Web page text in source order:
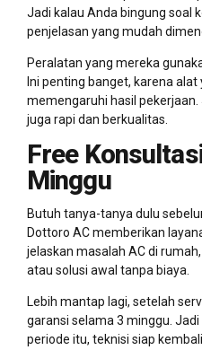
Jadi kalau Anda bingung soal
penjelasan yang mudah
Peralatan yang mereka
Ini penting banget, karena
memengaruhi hasil
juga rapi dan berkualitas.
Free
Minggu
Butuh tanya-tanya dulu
Dottoro AC memberikan
jelaskan masalah AC di
atau solusi awal tanpa biaya.
Lebih mantap lagi, setelah
garansi selama 3 minggu.
periode itu, teknisi siap